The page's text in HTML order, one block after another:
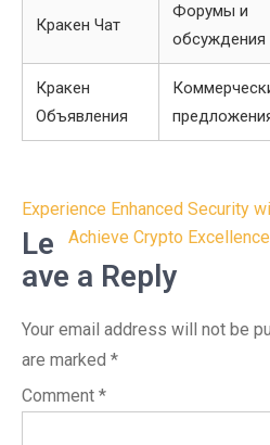
Кракен Чат
Форумы и
обсуждения
Кракен
Объявления
Post
navigation
Experience Enhanced Security
Achieve Crypto
Le
ave a Reply
Your email address will not be
are marked *
Comment *